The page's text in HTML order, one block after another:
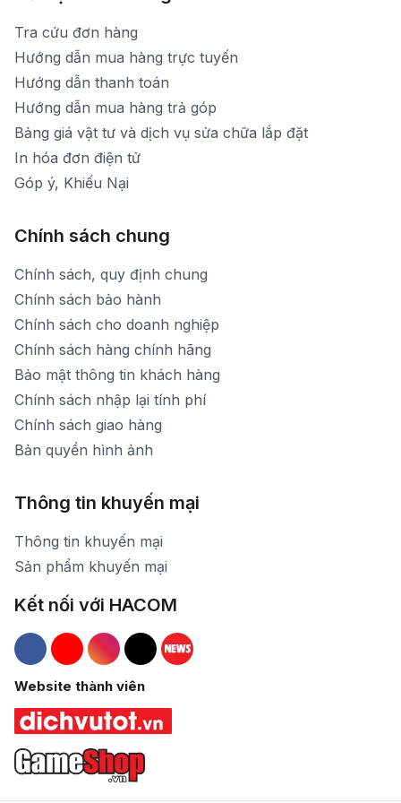
Tra cứu đơn hàng
Hướng dẫn mua hàng trực tuyến
Hướng dẫn thanh toán
Hướng dẫn mua hàng trả góp
Bảng giá vật tư và dịch vụ sửa chữa lắp đặt
In hóa đơn điện tử
Góp ý, Khiếu Nại
Chính sách chung
Chính sách, quy định chung
Chính sách bảo hành
Chính sách cho doanh nghiệp
Chính sách hàng chính hãng
Bảo mật thông tin khách hàng
Chính sách nhập lại tính phí
Chính sách giao hàng
Bản quyền hình ảnh
Thông tin khuyến mại
Thông tin khuyến mại
Sản phẩm khuyến mại
Kết nối với HACOM
Hacom Facebook
Hacom YouTube
Hacom Instagram
Hacom TikTok
Website thành viên